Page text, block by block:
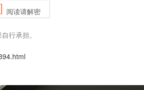
阅读请解密
行承担。